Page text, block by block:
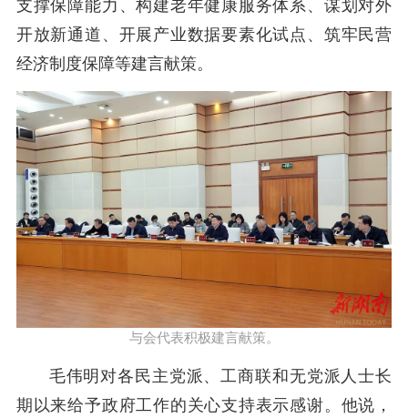
支撑保障能力、构建老年健康服务体系、谋划对外
开放新通道、开展产业数据要素化试点、筑牢民营
经济制度保障等建言献策。
与会代表积极建言献策。
毛伟明对各民主党派、工商联和无党派人士长
期以来给予政府工作的关心支持表示感谢。他说，